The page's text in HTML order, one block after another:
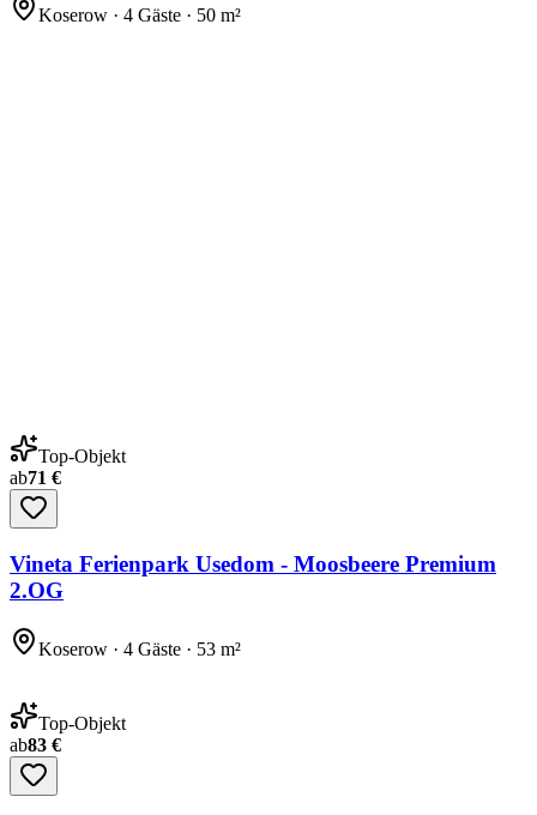
Koserow · 4 Gäste · 50 m²
Top-Objekt
ab71 €
Vineta Ferienpark Usedom - Moosbeere Premium
2.OG
Koserow · 4 Gäste · 53 m²
Top-Objekt
ab83 €